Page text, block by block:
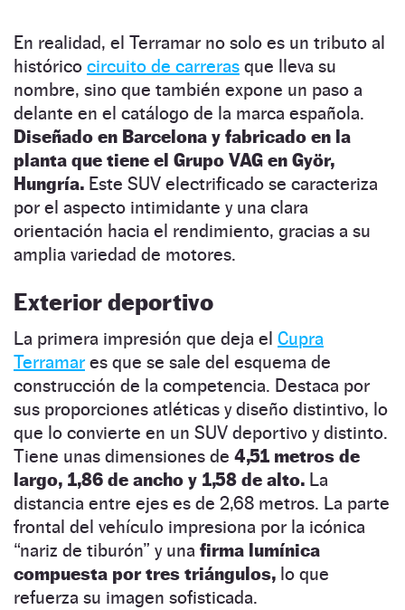
En realidad, el Terramar no solo es un tributo al
histórico circuito de carreras que lleva su
nombre, sino que también expone un paso a
delante en el catálogo de la marca española.
Diseñado en Barcelona y fabricado en la
planta que tiene el Grupo VAG en Györ,
Hungría. Este SUV electrificado se caracteriza
por el aspecto intimidante y una clara
orientación hacia el rendimiento, gracias a su
amplia variedad de motores.
Exterior deportivo
La primera impresión que deja el Cupra
Terramar es que se sale del esquema de
construcción de la competencia. Destaca por
sus proporciones atléticas y diseño distintivo, lo
que lo convierte en un SUV deportivo y distinto.
Tiene unas dimensiones de 4,51 metros de
largo, 1,86 de ancho y 1,58 de alto. La
distancia entre ejes es de 2,68 metros. La parte
frontal del vehículo impresiona por la icónica
“nariz de tiburón” y una firma lumínica
compuesta por tres triángulos, lo que
refuerza su imagen sofisticada.